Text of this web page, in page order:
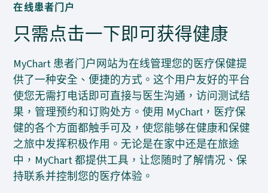
在线患者门户
只需点击一下即可获得健康
MyChart 患者门户网站为在线管理您的医疗保健提
供了一种安全、便捷的方式。这个用户友好的平台
使您无需打电话即可直接与医生沟通，访问测试结
果，管理预约和订购处方。使用 MyChart，医疗保
健的各个方面都触手可及，使您能够在健康和保健
之旅中发挥积极作用。无论是在家中还是在旅途
中，MyChart 都提供工具，让您随时了解情况、保
持联系并控制您的医疗体验。